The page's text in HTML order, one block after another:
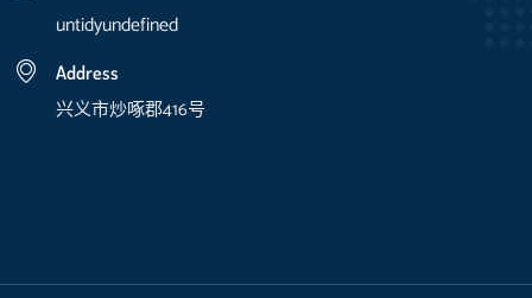
untidyundefined
Address
兴义市炒啄郡416号